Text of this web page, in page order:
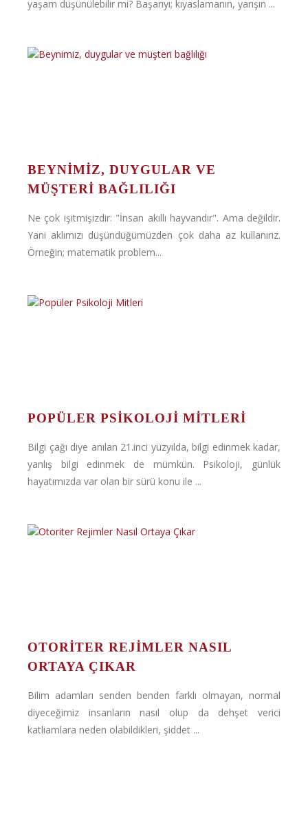
yaşam düşünülebilir mi? Başarıyı; kıyaslamanın, yarışın ...
BEYNIMIZ, DUYGULAR VE
MÜŞTERI BAĞLILIĞI
Ne çok işitmişizdir: "İnsan akıllı hayvandır". Ama değildir.
Yani aklımızı düşündüğümüzden çok daha az kullanırız.
Örneğin; matematik problem...
POPÜLER PSIKOLOJI MITLERI
Bilgi çağı diye anılan 21.inci yüzyılda, bilgi edinmek kadar,
yanlış bilgi edinmek de mümkün. Psikoloji, günlük
hayatımızda var olan bir sürü konu ile ...
OTORITER REJIMLER NASIL
ORTAYA ÇIKAR
Bilim adamları senden benden farklı olmayan, normal
diyeceğimiz insanların nasıl olup da dehşet verici
katliamlara neden olabildikleri, şiddet ...